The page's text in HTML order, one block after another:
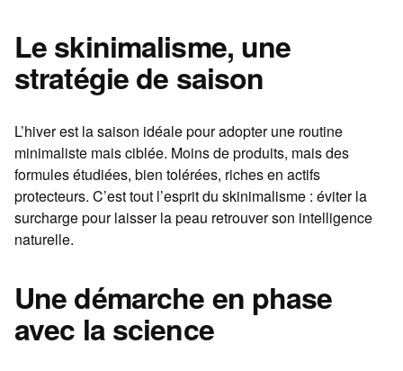
Le skinimalisme, une
stratégie de saison
L’hiver est la saison idéale pour adopter une routine
minimaliste mais ciblée. Moins de produits, mais des
formules étudiées, bien tolérées, riches en actifs
protecteurs. C’est tout l’esprit du skinimalisme : éviter la
surcharge pour laisser la peau retrouver son intelligence
naturelle.
Une démarche en phase
avec la science